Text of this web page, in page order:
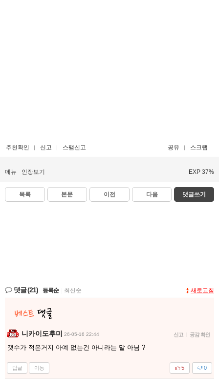
추천확인 신고 스팸신고 공유 스크랩
메뉴 인장보기 EXP 37%
목록 본문 이전 다음 댓글쓰기
댓글(21) 등록순 최신순 새로고침
니카이도후미 26-05-16 22:44 신고 | 공감 확인
갯수가 적은거지 아예 없는건 아니라는 말 아님 ?
답글 이동 0
5